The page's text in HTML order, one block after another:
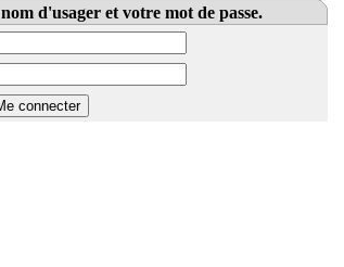
d'usager et votre mot de passe.